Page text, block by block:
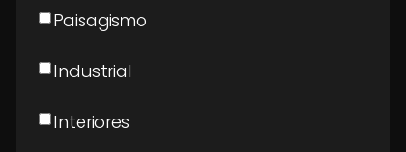
Paisagismo
Industrial
Interiores